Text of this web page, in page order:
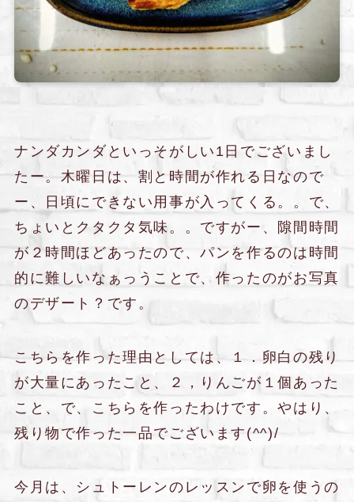
ナンダカンダといっそがしい1日でございまし
たー。木曜日は、割と時間が作れる日なので
ー、日頃にできない用事が入ってくる。。で、
ちょいとクタクタ気味。。ですがー、隙間時間
が２時間ほどあったので、パンを作るのは時間
的に難しいなぁっうことで、作ったのがお写真
のデザート？です。
こちらを作った理由としては、１．卵白の残り
が大量にあったこと、２，りんごが１個あった
こと、で、こちらを作ったわけです。やはり、
残り物で作った一品でございます(^^)/
今月は、シュトーレンのレッスンで卵を使うの